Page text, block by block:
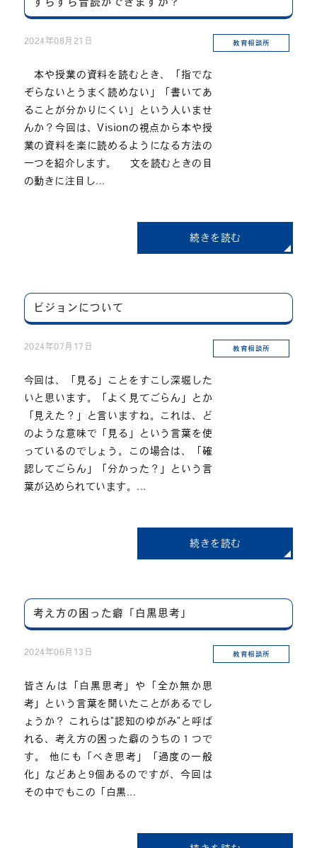
教育相談所
2024年08月21日
本や授業の資料を読むとき、「指でな
ぞらないとうまく読めない」「書いてあ
ることが分かりにくい」という人いませ
んか？今回は、Visionの視点から本や授
業の資料を楽に読めるようになる方法の
一つを紹介します。 文を読むときの目
の動きに注目し...
続きを読む
ビジョンについて
教育相談所
2024年07月17日
今回は、「見る」ことをすこし深堀した
いと思います。「よく見てごらん」とか
「見えた？」と言いますね。これは、ど
のような意味で「見る」という言葉を使
っているのでしょう。この場合は、「確
認してごらん」「分かった？」という言
葉が込められています。...
続きを読む
考え方の困った癖「白黒思考」
教育相談所
2024年06月13日
皆さんは「白黒思考」や「全か無か思
考」という言葉を聞いたことがあるでし
ょうか？ これらは“認知のゆがみ”と呼ば
れる、考え方の困った癖のうちの１つで
す。 他にも「べき思考」「過度の一般
化」などあと9個あるのですが、今回は
その中でもこの「白黒...